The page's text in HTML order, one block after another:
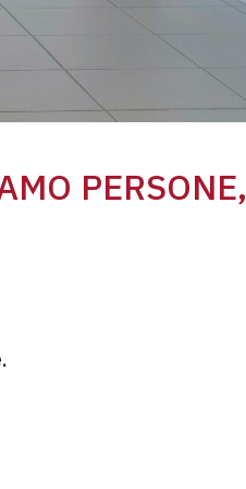
PERSONE,